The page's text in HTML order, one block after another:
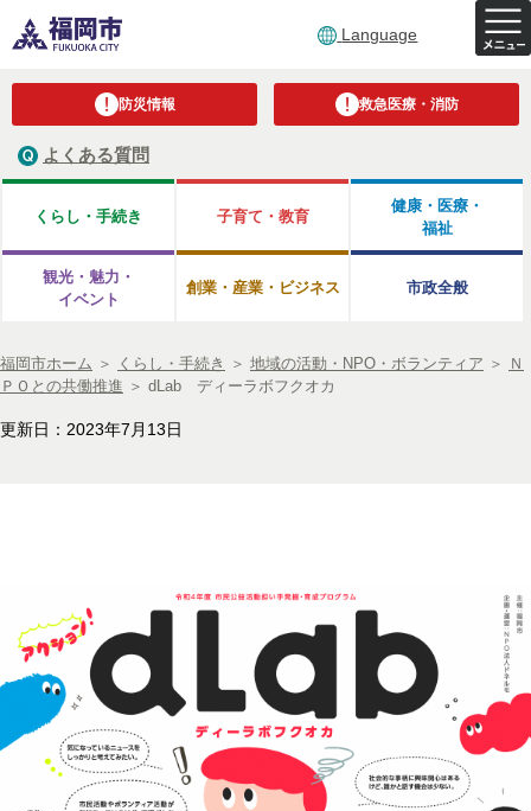
Language
防災情報 救急医療・消防
よくある質問
くらし・手続き 子育て・教育
健康・医療・
福祉
観光・魅力・
イベント
創業・産業・ビジネス 市政全般
福岡市ホーム ＞ くらし・手続き ＞ 地域の活動・NPO・ボランティア ＞
Ｎ
ＰＯとの共働推進 ＞ dLab ディーラボフクオカ
更新日：2023年7月13日